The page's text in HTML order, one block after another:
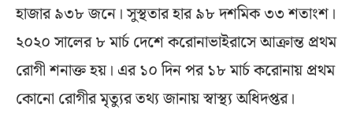
হাজার ৯৩৮ জনে। সুস্থতার হার ৯৮ দশমিক ৩৩ শতাংশ।
২০২০ সালের ৮ মার্চ দেশে করোনাভাইরাসে আক্রান্ত প্রথম
রোগী শনাক্ত হয়। এর ১০ দিন পর ১৮ মার্চ করোনায় প্রথম
কোনো রোগীর মৃত্যুর তথ্য জানায় স্বাস্থ্য অধিদপ্তর।